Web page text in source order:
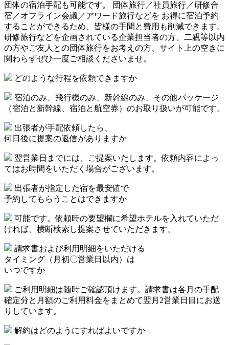
団体の宿泊手配も可能です。 団体旅行／社員旅行／研修合
宿／オフライン会議／アワード旅行などを お得に宿泊予約
することができるため、皆様の手間と費用も削減できます。
研修旅行などを企画されている企業担当者の方、二親等以内
の方やご友人との団体旅行をお考えの方、サイト上の空きに
関わらずぜひ一度ご相談くださいませ。
どのような行程を依頼できますか
宿泊のみ、飛行機のみ、新幹線のみ、その他パッケージ
（宿泊と新幹線、宿泊と航空券）のお取り扱いが可能です。
出張者が手配依頼したら、
何日後に提案の返信がありますか
翌営業日までには、ご提案いたします。依頼内容によっ
てはお時間をいただく場合がございます。
出張者が指定した宿を最安値で
予約してもらうことはできますか
可能です。依頼時の要望欄に希望ホテルを入れていただ
ければ、横断検索し提案させていただきます。
請求書および利用明細をいただける
タイミング（月初〇営業日以内）は
いつですか
ご利用明細は随時ご確認頂けます。請求書は各月の手配
確定分と月額のご利用料金をまとめて翌月2営業日目にお送
りしています。
解約はどのようにすればよいですか